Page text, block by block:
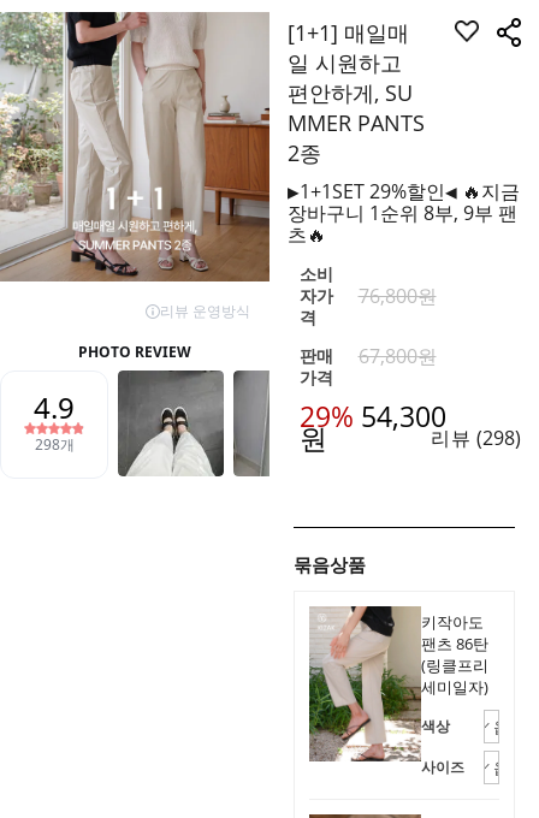
[1+1] 매일매
일 시원하고
편안하게, SU
MMER PANTS
2종
▶1+1SET 29%할인◀ 🔥지금
장바구니 1순위 8부, 9부 팬
츠🔥
소비
자가
격
76,800원
판매
가격
67,800원
29% 54,300
원 리뷰 (298)
묶음상품
키작아도
팬츠 86탄
(링클프리
세미일자)
색상
사이즈